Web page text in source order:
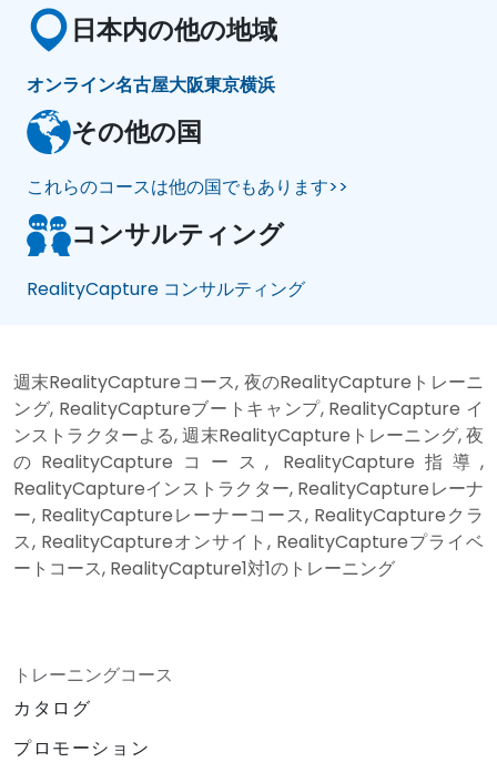
日本内の他の地域
オンライン名古屋大阪東京横浜
その他の国
これらのコースは他の国でもあります>>
コンサルティング
RealityCapture コンサルティング
週末RealityCaptureコース, 夜のRealityCaptureトレーニ
ング, RealityCaptureブートキャンプ, RealityCapture イ
ンストラクターよる, 週末RealityCaptureトレーニング, 夜
のRealityCaptureコース, RealityCapture指導,
RealityCaptureインストラクター, RealityCaptureレーナ
ー, RealityCaptureレーナーコース, RealityCaptureクラ
ス, RealityCaptureオンサイト, RealityCaptureプライベ
ートコース, RealityCapture1対1のトレーニング
トレーニングコース
カタログ
プロモーション